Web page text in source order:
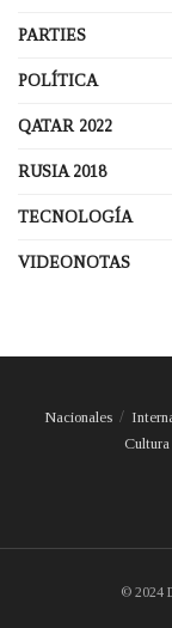
PARTIES
POLÍTICA
QATAR 2022
RUSIA 2018
TECNOLOGÍA
VIDEONOTAS
Nacionales
Cultura
© 2024